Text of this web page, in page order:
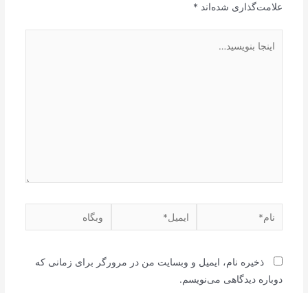
علامت‌گذاری شده‌اند *
ذخیره نام، ایمیل و وبسایت من در مرورگر برای زمانی که
دوباره دیدگاهی می‌نویسم.